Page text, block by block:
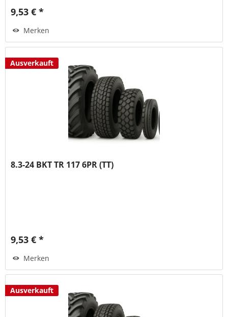
9,53 € *
Merken
Ausverkauft
8.3-24 BKT TR 117 6PR (TT)
9,53 € *
Merken
Ausverkauft